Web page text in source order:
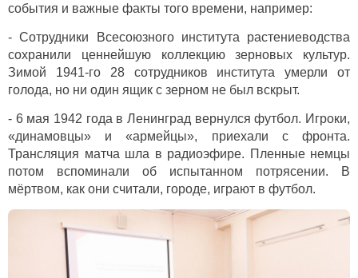
события и важные факты того времени, например:
- Сотрудники Всесоюзного института растениеводства
сохранили ценнейшую коллекцию зерновых культур.
Зимой 1941-го 28 сотрудников института умерли от
голода, но ни один ящик с зерном не был вскрыт.
- 6 мая 1942 года в Ленинград вернулся футбол. Игроки,
«динамовцы» и «армейцы», приехали с фронта.
Трансляция матча шла в радиоэфире. Пленные немцы
потом вспоминали об испытанном потрясении. В
мёртвом, как они считали, городе, играют в футбол.